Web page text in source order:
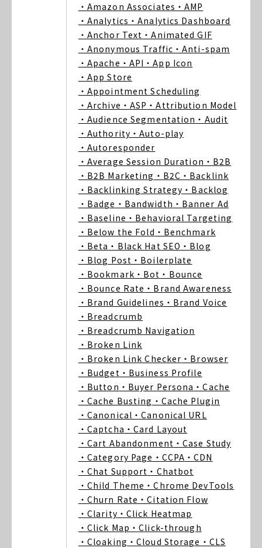
・Amazon Associates ・AMP
・Analytics ・Analytics Dashboard
・Anchor Text ・Animated GIF
・Anonymous Traffic ・Anti-spam
・Apache ・API ・App Icon
・App Store
・Appointment Scheduling
・Archive ・ASP ・Attribution Model
・Audience Segmentation ・Audit
・Authority ・Auto-play
・Autoresponder
・Average Session Duration ・B2B
・B2B Marketing ・B2C ・Backlink
・Backlinking Strategy ・Backlog
・Badge ・Bandwidth ・Banner Ad
・Baseline ・Behavioral Targeting
・Below the Fold ・Benchmark
・Beta ・Black Hat SEO ・Blog
・Blog Post ・Boilerplate
・Bookmark ・Bot ・Bounce
・Bounce Rate ・Brand Awareness
・Brand Guidelines ・Brand Voice
・Breadcrumb
・Breadcrumb Navigation
・Broken Link
・Broken Link Checker ・Browser
・Budget ・Business Profile
・Button ・Buyer Persona ・Cache
・Cache Busting ・Cache Plugin
・Canonical ・Canonical URL
・Captcha ・Card Layout
・Cart Abandonment ・Case Study
・Category Page ・CCPA ・CDN
・Chat Support ・Chatbot
・Child Theme ・Chrome DevTools
・Churn Rate ・Citation Flow
・Clarity ・Click Heatmap
・Click Map ・Click-through
・Cloaking ・Cloud Storage ・CLS